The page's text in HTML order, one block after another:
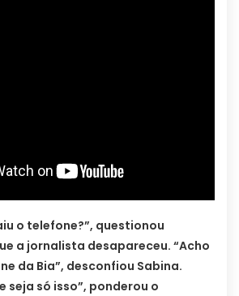
o telefone?”, questionou
a jornalista desapareceu. “Acho
da Bia”, desconfiou Sabina.
seja só isso”, ponderou o